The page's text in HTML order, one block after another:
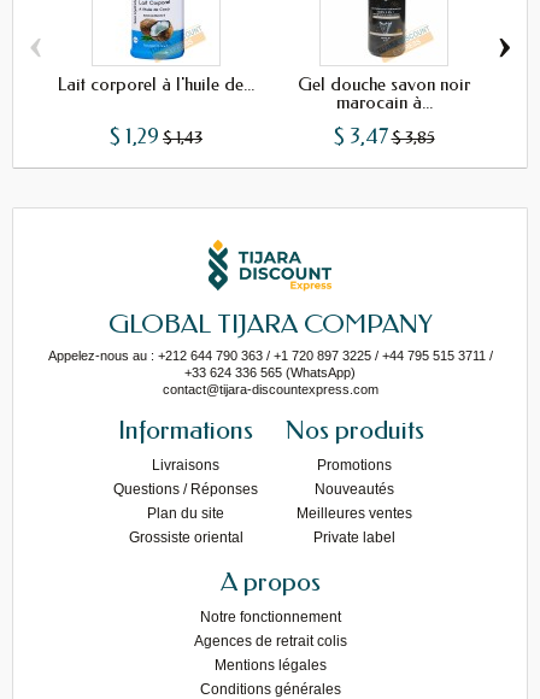
Lait corporel à l'huile de...
$ 1,29 $ 1,43
Gel douche savon noir
marocain à...
$ 3,47$ 3,85
‹ ›
GLOBAL TIJARA COMPANY
Appelez-nous au : +212 644 790 363 / +1 720 897 3225 / +44 795 515 3711 /
+33 624 336 565 (WhatsApp)
contact@tijara-discountexpress.com
Informations
Livraisons
Questions / Réponses
Plan du site
Grossiste oriental
Nos produits
Promotions
Nouveautés
Meilleures ventes
Private label
A propos
Notre fonctionnement
Agences de retrait colis
Mentions légales
Conditions générales